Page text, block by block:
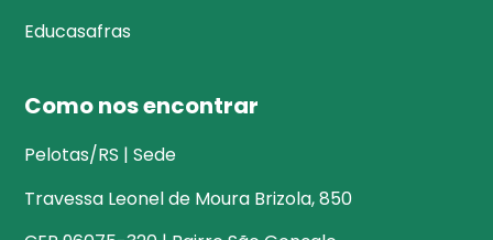
Educasafras
Como nos encontrar
Pelotas/RS | Sede
Travessa Leonel de Moura Brizola, 850